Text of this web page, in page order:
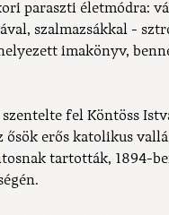
paraszti életmódra:
szalmazsákkal -
imakönyv,
fel Köntöss
erős katolikus
tartották, 1894-